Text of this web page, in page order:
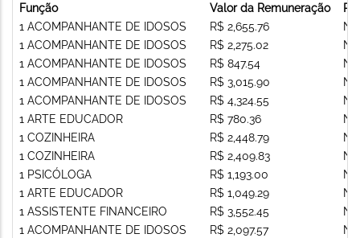
Função
1 ACOMPANHANTE DE IDOSOS
1 ACOMPANHANTE DE IDOSOS
1 ACOMPANHANTE DE IDOSOS
1 ACOMPANHANTE DE IDOSOS
1 ACOMPANHANTE DE IDOSOS
1 ARTE EDUCADOR
1 COZINHEIRA
1 COZINHEIRA
1 PSICÓLOGA
1 ARTE EDUCADOR
1 ASSISTENTE FINANCEIRO
1 ACOMPANHANTE DE IDOSOS
Valor da Remuneração
R$ 2,655.76
R$ 2,275.02
R$ 847.54
R$ 3,015.90
R$ 4,324.55
R$ 780.36
R$ 2,448.79
R$ 2,409.83
R$ 1,193.00
R$ 1,049.29
R$ 3,552.45
R$ 2,097.57